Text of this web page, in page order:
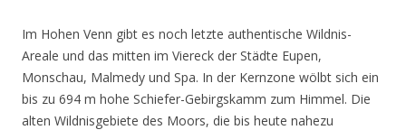
Im Hohen Venn gibt es noch letzte authentische Wildnis-
Areale und das mitten im Viereck der Städte Eupen,
Monschau, Malmedy und Spa. In der Kernzone wölbt sich ein
bis zu 694 m hohe Schiefer-Gebirgskamm zum Himmel. Die
alten Wildnisgebiete des Moors, die bis heute nahezu